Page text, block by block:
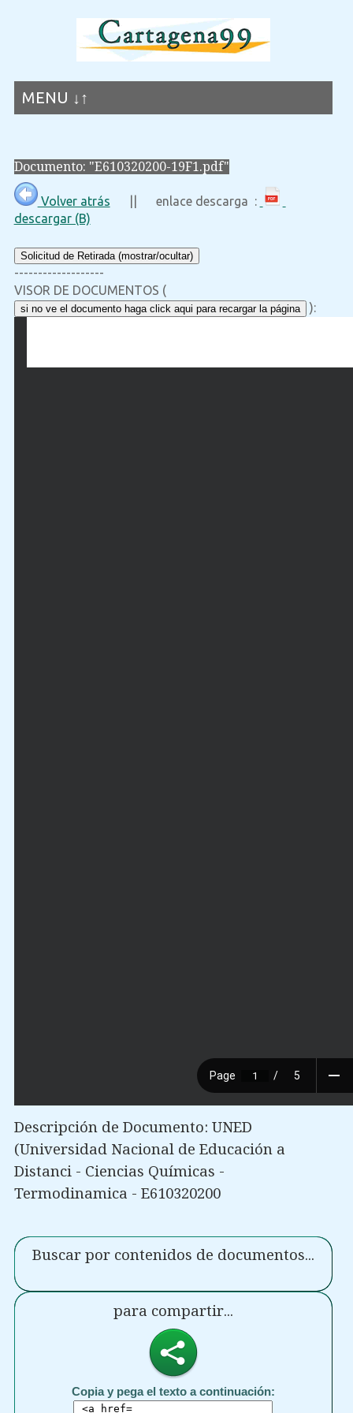
MENU ↓↑
Documento: "E610320200-19F1.pdf"
Volver atrás || enlace descarga :
descargar (B)
Solicitud de Retirada (mostrar/ocultar)
-------------------
VISOR DE DOCUMENTOS (
si no ve el documento haga click aqui para recargar la página ):
Descripción de Documento: UNED
(Universidad Nacional de Educación a
Distanci - Ciencias Químicas -
Termodinamica - E610320200
Buscar por contenidos de documentos...
para compartir...
Copia y pega el texto a continuación: